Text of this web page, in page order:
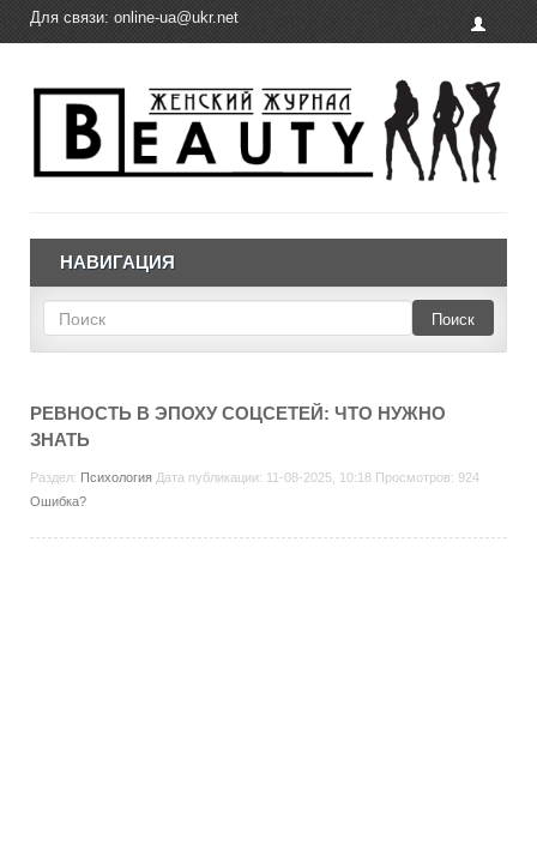
Для связи: online-ua@ukr.net
НАВИГАЦИЯ
Поиск
РЕВНОСТЬ В ЭПОХУ СОЦСЕТЕЙ: ЧТО НУЖНО
ЗНАТЬ
Раздел: Психология Дата публикации: 11-08-2025, 10:18 Просмотров: 924
Ошибка?